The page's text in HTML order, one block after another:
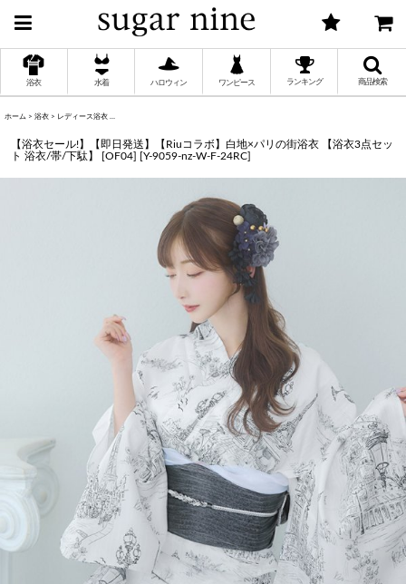
浴衣 水着 ハロウィン ワンピース ランキング 商品検索
ホーム > 浴衣 > レディース浴衣
【浴衣セール!】【即日発送】【Riuコラボ】白地×パリの街浴衣 【浴衣3点セッ
ト 浴衣/帯/下駄】 [OF04] [Y-9059-nz-W-F-24RC]